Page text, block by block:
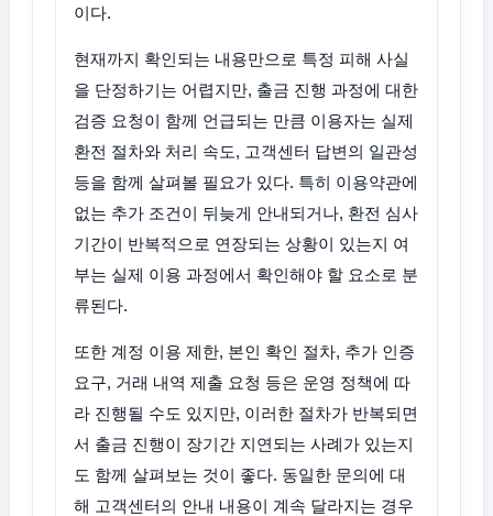
이다.
현재까지 확인되는 내용만으로 특정 피해 사실
을 단정하기는 어렵지만, 출금 진행 과정에 대한
검증 요청이 함께 언급되는 만큼 이용자는 실제
환전 절차와 처리 속도, 고객센터 답변의 일관성
등을 함께 살펴볼 필요가 있다. 특히 이용약관에
없는 추가 조건이 뒤늦게 안내되거나, 환전 심사
기간이 반복적으로 연장되는 상황이 있는지 여
부는 실제 이용 과정에서 확인해야 할 요소로 분
류된다.
또한 계정 이용 제한, 본인 확인 절차, 추가 인증
요구, 거래 내역 제출 요청 등은 운영 정책에 따
라 진행될 수도 있지만, 이러한 절차가 반복되면
서 출금 진행이 장기간 지연되는 사례가 있는지
도 함께 살펴보는 것이 좋다. 동일한 문의에 대
해 고객센터의 안내 내용이 계속 달라지는 경우